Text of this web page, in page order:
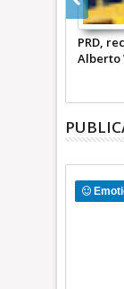
PRD,
Alberto